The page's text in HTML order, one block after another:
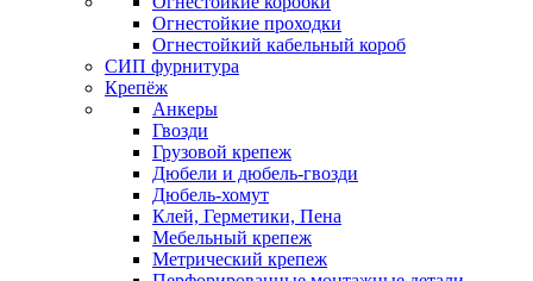
Огнестойкие проходки
Огнестойкий кабельный короб
СИП фурнитура
Крепёж
Анкеры
Гвозди
Грузовой крепеж
Дюбели и дюбель-гвозди
Дюбель-хомут
Клей, Герметики, Пена
Мебельный крепеж
Метрический крепеж